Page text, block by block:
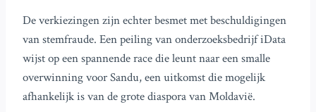
De verkiezingen zijn echter besmet met beschuldigingen
van stemfraude. Een peiling van onderzoeksbedrijf iData
wijst op een spannende race die leunt naar een smalle
overwinning voor Sandu, een uitkomst die mogelijk
afhankelijk is van de grote diaspora van Moldavië.